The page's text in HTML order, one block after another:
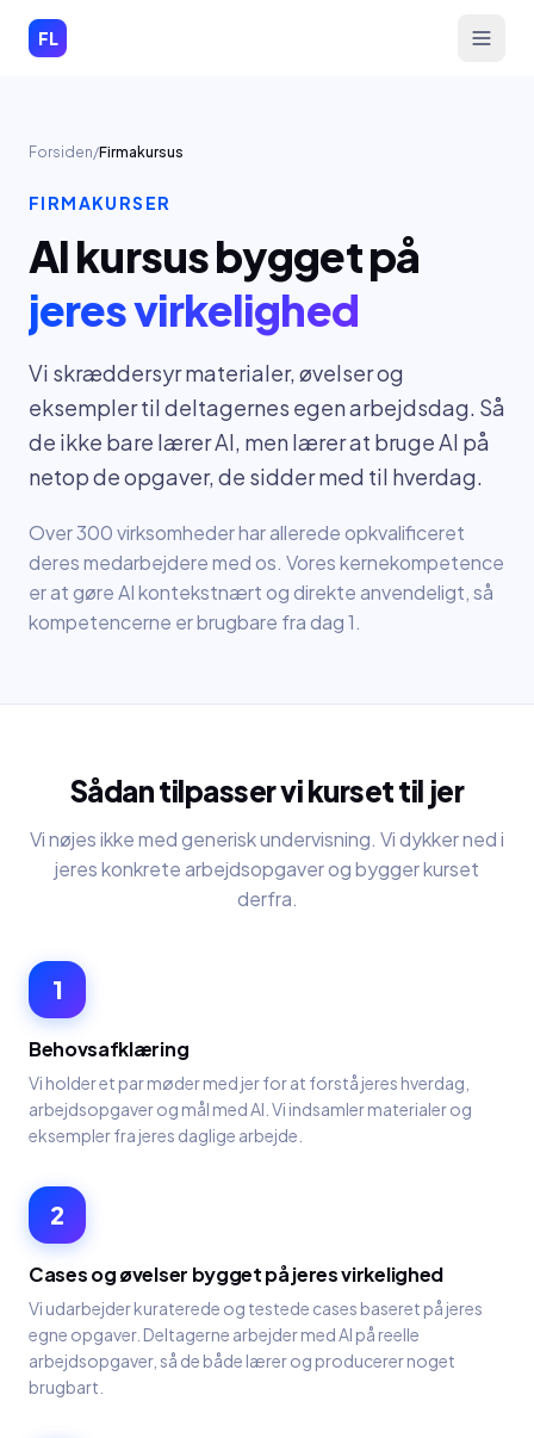
Spring til indhold
FL
Forsiden/Firmakursus
FIRMAKURSER
AI kursus bygget på
jeres virkelighed
Vi skræddersyr materialer, øvelser og
eksempler til deltagernes egen arbejdsdag. Så
de ikke bare lærer AI, men lærer at bruge AI på
netop de opgaver, de sidder med til hverdag.
Over 300 virksomheder har allerede opkvalificeret
deres medarbejdere med os. Vores kernekompetence
er at gøre AI kontekstnært og direkte anvendeligt, så
kompetencerne er brugbare fra dag 1.
Sådan tilpasser vi kurset til jer
Vi nøjes ikke med generisk undervisning. Vi dykker ned i
jeres konkrete arbejdsopgaver og bygger kurset
derfra.
1
Behovsafklæring
Vi holder et par møder med jer for at forstå jeres hverdag,
arbejdsopgaver og mål med AI. Vi indsamler materialer og
eksempler fra jeres daglige arbejde.
2
Cases og øvelser bygget på jeres virkelighed
Vi udarbejder kuraterede og testede cases baseret på jeres
egne opgaver. Deltagerne arbejder med AI på reelle
arbejdsopgaver, så de både lærer og producerer noget
brugbart.